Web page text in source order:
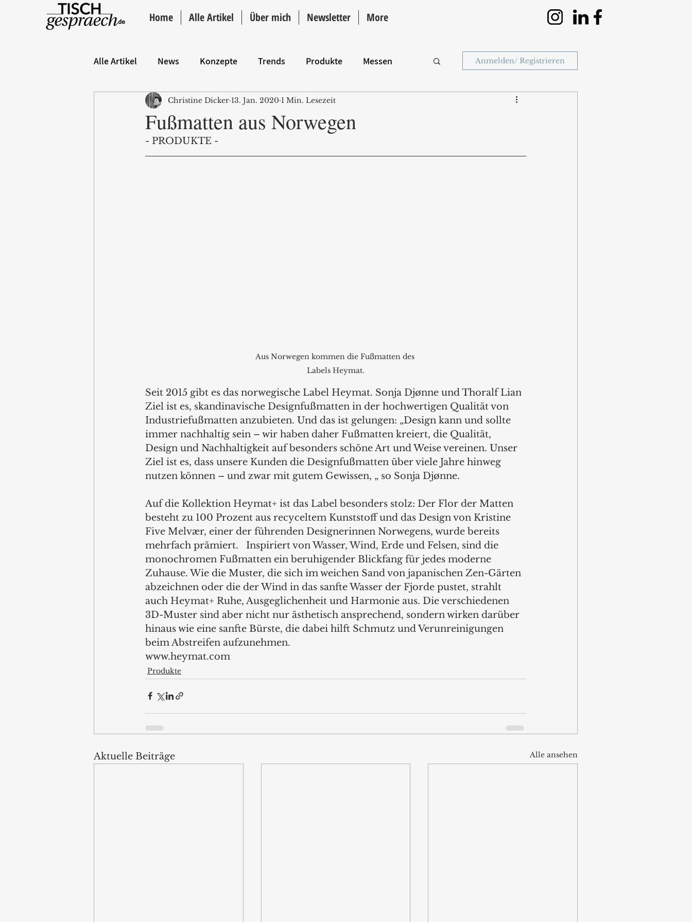
Home Alle Artikel Über mich Newsletter More
Alle Artikel News Konzepte Trends Produkte Messen
Hintergrund ANZEIGE Intro
Anmelden/ Registrieren
Fußmatten aus Norwegen
Christine Dicker 13. Jan. 2020 1 Min. Lesezeit
- PRODUKTE -
Aus Norwegen kommen die Fußmatten des
Labels Heymat.
Seit 2015 gibt es das norwegische Label Heymat. Sonja Djønne und Thoralf Lian
Ziel ist es, skandinavische Designfußmatten in der hochwertigen Qualität von
Industriefußmatten anzubieten. Und das ist gelungen: „Design kann und sollte
immer nachhaltig sein – wir haben daher Fußmatten kreiert, die Qualität,
Design und Nachhaltigkeit auf besonders schöne Art und Weise vereinen. Unser
Ziel ist es, dass unsere Kunden die Designfußmatten über viele Jahre hinweg
nutzen können – und zwar mit gutem Gewissen, „ so Sonja Djønne.
Auf die Kollektion Heymat+ ist das Label besonders stolz: Der Flor der Matten
besteht zu 100 Prozent aus recyceltem Kunststoff und das Design von Kristine
Five Melvær, einer der führenden Designerinnen Norwegens, wurde bereits
mehrfach prämiert.   Inspiriert von Wasser, Wind, Erde und Felsen, sind die
monochromen Fußmatten ein beruhigender Blickfang für jedes moderne
Zuhause. Wie die Muster, die sich im weichen Sand von japanischen Zen-Gärten
abzeichnen oder die der Wind in das sanfte Wasser der Fjorde pustet, strahlt
auch Heymat+ Ruhe, Ausgeglichenheit und Harmonie aus. Die verschiedenen
3D-Muster sind aber nicht nur ästhetisch ansprechend, sondern wirken darüber
hinaus wie eine sanfte Bürste, die dabei hilft Schmutz und Verunreinigungen
beim Abstreifen aufzunehmen.
www.heymat.com
Produkte
Aktuelle Beiträge Alle ansehen